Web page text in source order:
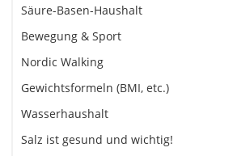
Säure-Basen-Haushalt
Bewegung & Sport
Nordic Walking
Gewichtsformeln (BMI, etc.)
Wasserhaushalt
Salz ist gesund und wichtig!